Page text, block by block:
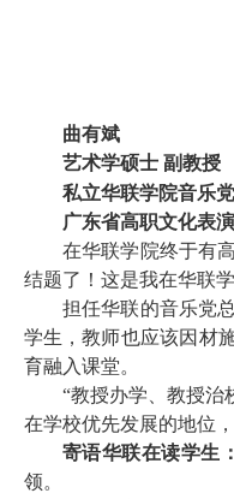
曲有斌
艺术学硕士 副教授
私立华联学院音乐
广东省高职文化表
在华联学院终于有
结题了！这是我在华联
担任华联的音乐党
学生，教师也应该因材
育融入课堂。
“教授办学、教授治
在学校优先发展的地位
寄语华联在读学生：
领。